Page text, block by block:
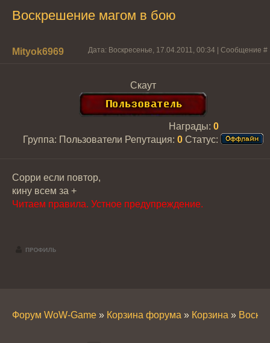
Воскрешение магом в бою
Mityok6969 Дата: Воскресенье, 17.04.2011, 00:34 | Сообщение #
Скаут
Группа: Пользователи
Награды: 0
Репутация: 0 Статус:
Сорри если повтор,
кину всем за +
Читаем правила. Устное предупреждение.
Форум WoW-Game » Корзина форума » Корзина »